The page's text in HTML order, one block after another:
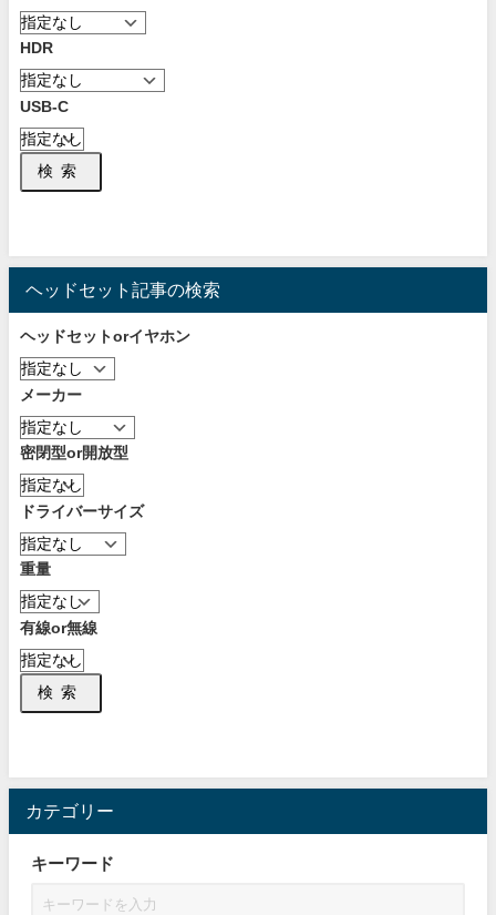
HDR
USB-C
検索
ヘッドセット記事の検索
ヘッドセットorイヤホン
メーカー
密閉型or開放型
ドライバーサイズ
重量
有線or無線
検索
カテゴリー
キーワード